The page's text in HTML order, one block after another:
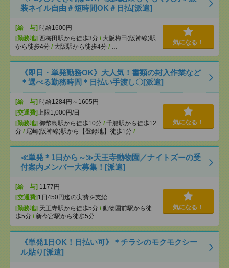
装ネイル自由＃短時間OK＃日払[派遣]
[給 与] 時給1600円
[勤務地] 西梅田駅から徒歩3分 / 大阪梅田(阪神線)駅
から徒歩4分 / 大阪駅から徒歩4分 / …
気になる！
《即日・単発勤務OK》大人気！書類の封入作業など
＊選べる勤務時間＊日払い手渡し〇[派遣]
[給 与] 時給1284円～1605円
[交通費] 上限1,000円/日
[勤務地] 御幣島駅から徒歩10分 / 千船駅から徒歩12
分 / 尼崎(阪神線)駅から【登録地】徒歩1分 / …
気になる！
≪単発＊1日から～≫天王寺動物園／ナイトズーの受
付案内メンバー大募集！[派遣]
[給 与] 1177円
[交通費] 1日450円迄の実費を支給
[勤務地] 天王寺駅から徒歩5分 / 動物園前駅から徒
歩5分 / 新今宮駅から徒歩5分
気になる！
《単発1日OK！日払い可》＊チラシのモクモクシー
ル貼り[派遣]